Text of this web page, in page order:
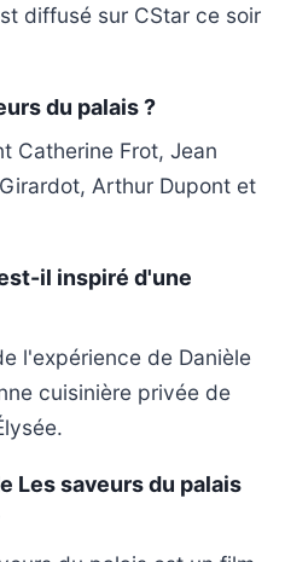
diffusé sur CStar ce soir
du palais ?
Catherine Frot, Jean
Arthur Dupont et
il inspiré d'une
l'expérience de Danièle
cuisinière privée de
Les saveurs du palais